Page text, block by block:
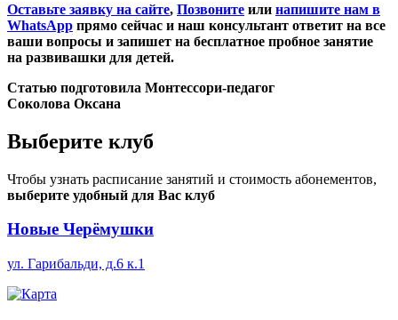
Оставьте заявку на сайте, Позвоните или напишите нам в
WhatsApp прямо сейчас и наш консультант ответит на все
ваши вопросы и запишет на бесплатное пробное занятие
на развивашки для детей.
Статью подготовила Монтессори-педагог
Соколова Оксана
Выберите клуб
Чтобы узнать расписание занятий и стоимость абонементов,
выберите удобный для Вас клуб
Новые Черёмушки
ул. Гарибальди, д.6 к.1